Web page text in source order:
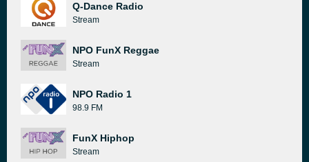
Q-Dance Radio
Stream
NPO FunX Reggae
Stream
NPO Radio 1
98.9 FM
FunX Hiphop
Stream